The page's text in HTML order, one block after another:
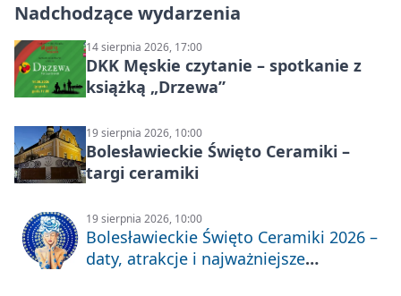
Nadchodzące wydarzenia
14 sierpnia 2026, 17:00
DKK Męskie czytanie – spotkanie z
książką „Drzewa”
19 sierpnia 2026, 10:00
Bolesławieckie Święto Ceramiki –
targi ceramiki
19 sierpnia 2026, 10:00
Bolesławieckie Święto Ceramiki 2026 –
daty, atrakcje i najważniejsze